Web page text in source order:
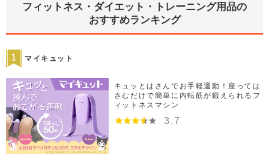
フィットネス・ダイエット・トレーニング用品の
おすすめランキング
マイキュット
3.7
キュッとはさんでお手軽運動！座っては
さむだけで簡単に内転筋が鍛えられるフ
ィットネスマシン